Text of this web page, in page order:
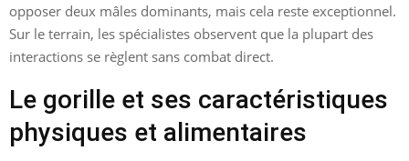
opposer deux mâles dominants, mais cela reste exceptionnel.
Sur le terrain, les spécialistes observent que la plupart des
interactions se règlent sans combat direct.
Le gorille et ses caractéristiques
physiques et alimentaires